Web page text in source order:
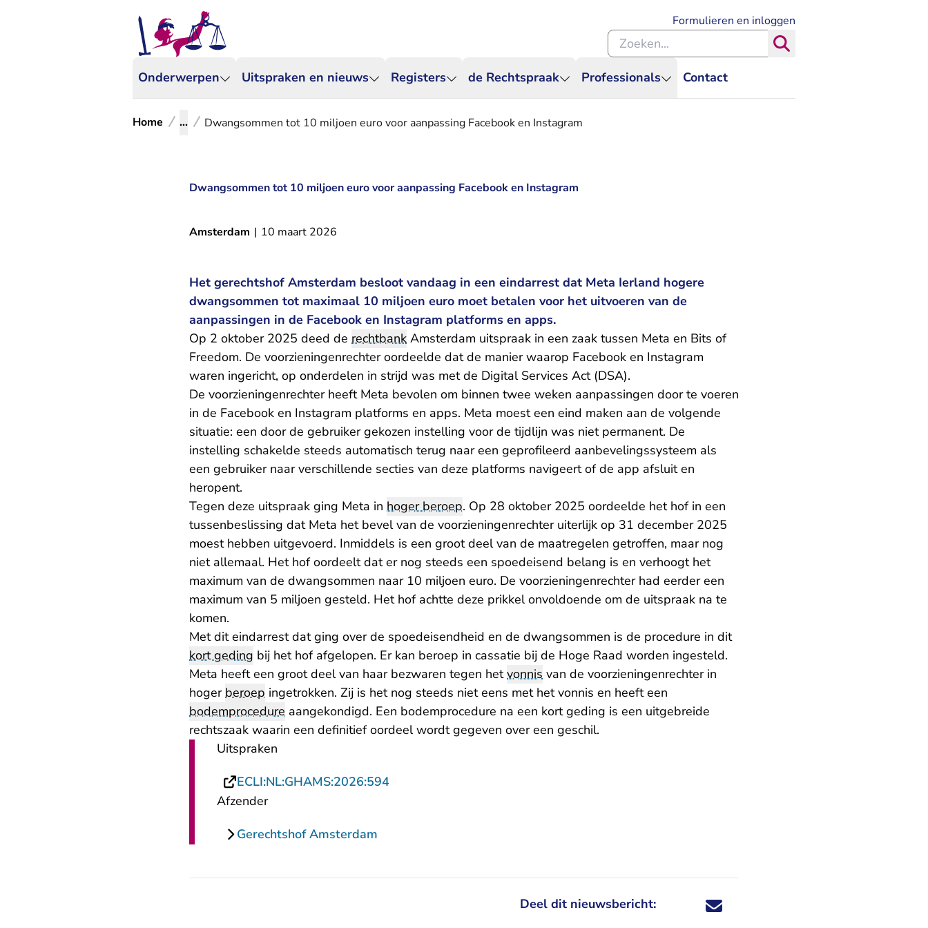
Onderwerpen Uitspraken en nieuws Registers de Rechtspraak Professionals Contact
Formulieren en inloggen
Zoeken binnen de Rechtspraak
Home ... Dwangsommen tot 10 miljoen euro voor aanpassing Facebook en Instagram
Dwangsommen tot 10 miljoen euro voor aanpassing Facebook en Instagram
Amsterdam | 10 maart 2026
Het gerechtshof Amsterdam besloot vandaag in een eindarrest dat Meta Ierland hogere
dwangsommen tot maximaal 10 miljoen euro moet betalen voor het uitvoeren van de
aanpassingen in de Facebook en Instagram platforms en apps.
Op 2 oktober 2025 deed de rechtbank Amsterdam uitspraak in een zaak tussen Meta en Bits of
Freedom. De voorzieningenrechter oordeelde dat de manier waarop Facebook en Instagram
waren ingericht, op onderdelen in strijd was met de Digital Services Act (DSA).
De voorzieningenrechter heeft Meta bevolen om binnen twee weken aanpassingen door te voeren
in de Facebook en Instagram platforms en apps. Meta moest een eind maken aan de volgende
situatie: een door de gebruiker gekozen instelling voor de tijdlijn was niet permanent. De
instelling schakelde steeds automatisch terug naar een geprofileerd aanbevelingssysteem als
een gebruiker naar verschillende secties van deze platforms navigeert of de app afsluit en
heropent.
Tegen deze uitspraak ging Meta in hoger beroep. Op 28 oktober 2025 oordeelde het hof in een
tussenbeslissing dat Meta het bevel van de voorzieningenrechter uiterlijk op 31 december 2025
moest hebben uitgevoerd. Inmiddels is een groot deel van de maatregelen getroffen, maar nog
niet allemaal. Het hof oordeelt dat er nog steeds een spoedeisend belang is en verhoogt het
maximum van de dwangsommen naar 10 miljoen euro. De voorzieningenrechter had eerder een
maximum van 5 miljoen gesteld. Het hof achtte deze prikkel onvoldoende om de uitspraak na te
komen.
Met dit eindarrest dat ging over de spoedeisendheid en de dwangsommen is de procedure in dit
kort geding bij het hof afgelopen. Er kan beroep in cassatie bij de Hoge Raad worden ingesteld.
Meta heeft een groot deel van haar bezwaren tegen hetvonnis van de voorzieningenrechter in
hogerberoep ingetrokken. Zij is het nog steeds niet eens met het vonnis en heeft een
bodemprocedure aangekondigd. Een bodemprocedure na een kort geding is een uitgebreide
rechtszaak waarin een definitief oordeel wordt gegeven over een geschil.
Uitspraken
ECLI:NL:GHAMS:2026:594- U verlaat Rechtspraak.nl
Afzender
Gerechtshof Amsterdam
Deel dit nieuwsbericht: Deel dit nieuwsbericht via X - U verlaat
Deel dit nieuwsbericht via Facebook - U
Deel dit nieuwsbericht via e-mail
Deel dit nieuwsbericht via LinkedIn - U